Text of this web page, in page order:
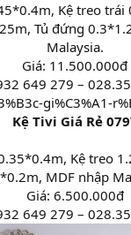
Kệ treo
Tủ đứng
Malaysia.
Giá: 11.500.000đ
649 279 –
Kệ Tivi Giá Rẻ
Kệ treo
MDF nhập
Giá: 6.500.000đ
649 279 –